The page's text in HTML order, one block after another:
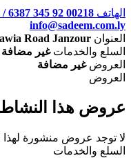
الهاتف 00218 92 345 6387 / 002
info@sadeem.com.ly
العنوان Road Janzour
السلع والخدمات غير مضافة
العروض غير مضافة
العروض
عروض هذا النشاط
لا توجد عروض منشورة لهذا
السلع والخدمات